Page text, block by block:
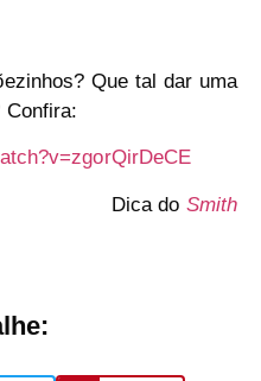
Que tal dar uma
Confira:
Dica do Smith